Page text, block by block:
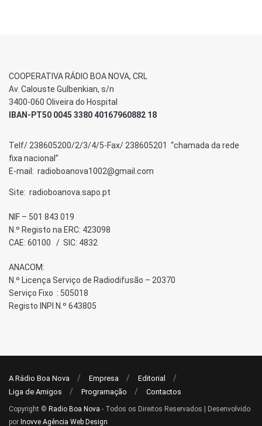
COOPERATIVA RÁDIO BOA NOVA, CRL
Av. Calouste Gulbenkian, s/n
3400-060 Oliveira do Hospital
IBAN-PT50 0045 3380 40167960882 18
Telf/ 238605200/2/3/4/5-Fax/ 238605201 “chamada da rede
fixa nacional”
E-mail: radioboanova1002@gmail.com
Site: radioboanova.sapo.pt
NIF – 501 843 019
N.º Registo na ERC: 423098
CAE: 60100 / SIC: 4832
ANACOM:
N.º Licença Serviço de Radiodifusão – 20370
Serviço Fixo : 505018
Registo INPI N.º 643805
A Rádio Boa Nova Empresa
Editorial
Liga de Amigos
Programação Contactos
Copyright © Radio Boa Nova - Todos os Direitos Reservados | Desenvolvido
por Inovve Agência Web Design